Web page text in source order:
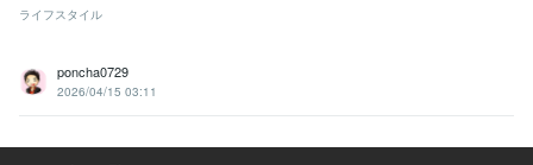
ライフスタイル
poncha0729
2026/04/15 03:11